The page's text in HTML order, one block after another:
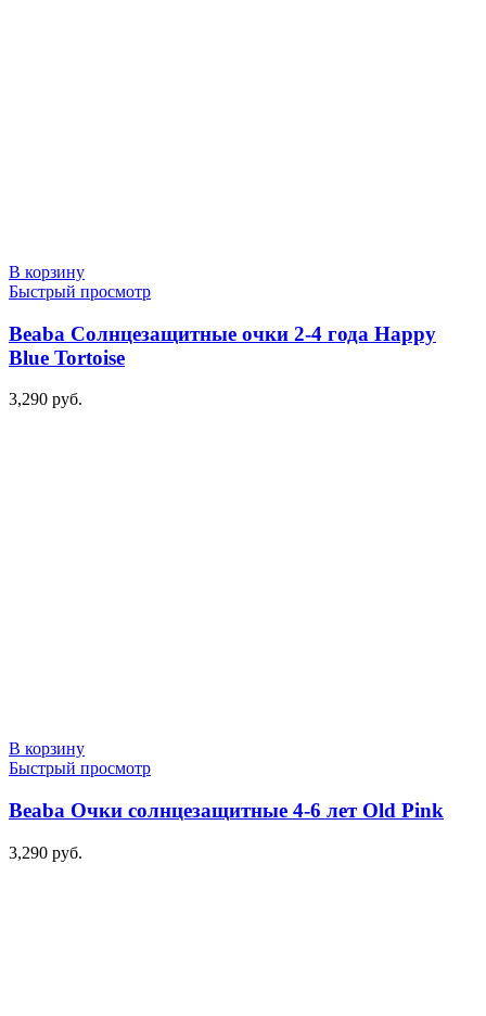
В корзину
Быстрый просмотр
Beaba Солнцезащитные очки 2-4 года Happy
Blue Tortoise
3,290 руб.
В корзину
Быстрый просмотр
Beaba Очки солнцезащитные 4-6 лет Old Pink
3,290 руб.